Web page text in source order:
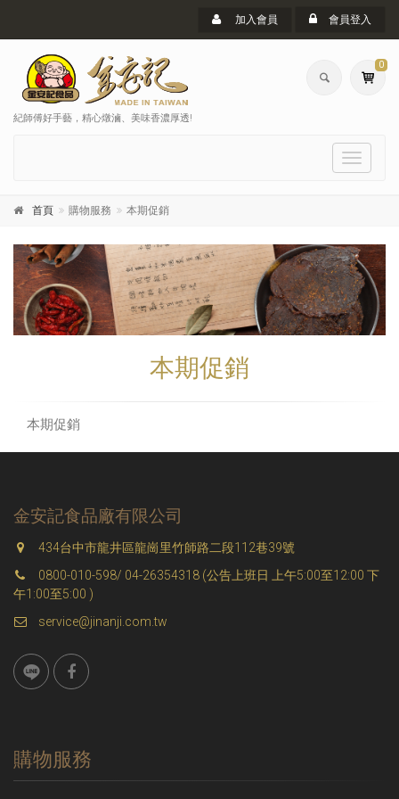
加入會員 會員登入
0
紀師傅好手藝，精心燉滷、美味香濃厚透!
選
首頁 購物服務 本期促銷
本期促銷
本期促銷
金安記食品廠有限公司
434台中市龍井區龍崗里竹師路二段112巷39號
0800-010-598/ 04-26354318 (公告上班日 上午5:00至12:00 下
午1:00至5:00 )
service@jinanji.com.tw
購物服務